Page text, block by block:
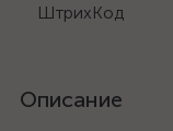
ШтрихКод
Описание